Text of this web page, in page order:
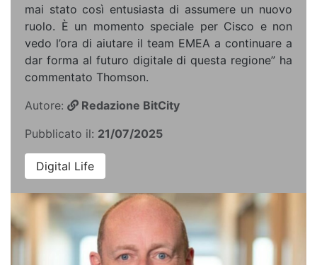
mai stato così entusiasta di assumere un nuovo
ruolo. È un momento speciale per Cisco e non
vedo l’ora di aiutare il team EMEA a continuare a
dar forma al futuro digitale di questa regione” ha
commentato Thomson.
Autore:
Redazione BitCity
Pubblicato il: 21/07/2025
Digital Life